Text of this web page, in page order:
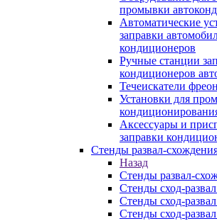
промывки
Автоматические
заправки
кондиционеров
Ручные станции
кондиционеров
Течеискатели
Установки для
Аксессуары и
заправки
Стенды развал-
Назад
Стенды развал-
Стенды сход-
Стенды сход-
Стенды сход-